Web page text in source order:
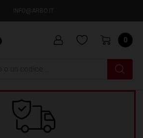
INFO@ARBO.IT
0